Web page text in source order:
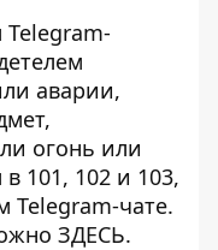
Telegram-
аварии,
огонь или
101, 102 и 103,
чате.
ЗДЕСЬ.